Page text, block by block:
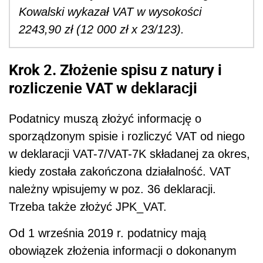
Kowalski wykazał VAT w wysokości
2243,90 zł (12 000 zł x 23/123).
Krok 2. Złożenie spisu z natury i
rozliczenie VAT w deklaracji
Podatnicy muszą złożyć informację o
sporządzonym spisie i rozliczyć VAT od niego
w deklaracji VAT-7/VAT-7K składanej za okres,
kiedy została zakończona działalność. VAT
należny wpisujemy w poz. 36 deklaracji.
Trzeba także złożyć JPK_VAT.
Od 1 września 2019 r. podatnicy mają
obowiązek złożenia informacji o dokonanym